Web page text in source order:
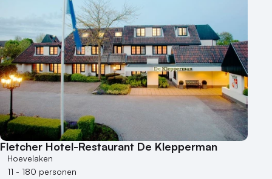
Fletcher Hotel-Restaurant De Klepperman
Hoevelaken
11 - 180 personen